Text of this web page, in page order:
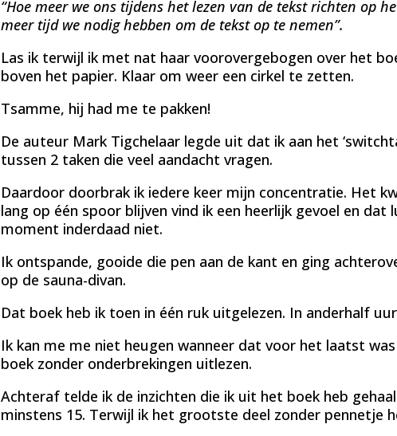
“Hoe meer we ons tijdens het lezen van de tekst richten op
meer tijd we nodig hebben om de tekst op te nemen”.
Las ik terwijl ik met nat haar voorovergebogen over het
boven het papier. Klaar om weer een cirkel te zetten.
Tsamme, hij had me te pakken!
De auteur Mark Tigchelaar legde uit dat ik aan het
tussen 2 taken die veel aandacht vragen.
Daardoor doorbrak ik iedere keer mijn concentratie. Het
lang op één spoor blijven vind ik een heerlijk gevoel en dat
moment inderdaad niet.
Ik ontspande, gooide die pen aan de kant en ging
op de sauna-divan.
Dat boek heb ik toen in één ruk uitgelezen. In anderhalf
Ik kan me me niet heugen wanneer dat voor het laatst
boek zonder onderbrekingen uitlezen.
Achteraf telde ik de inzichten die ik uit het boek heb
minstens 15. Terwijl ik het grootste deel zonder pennetje